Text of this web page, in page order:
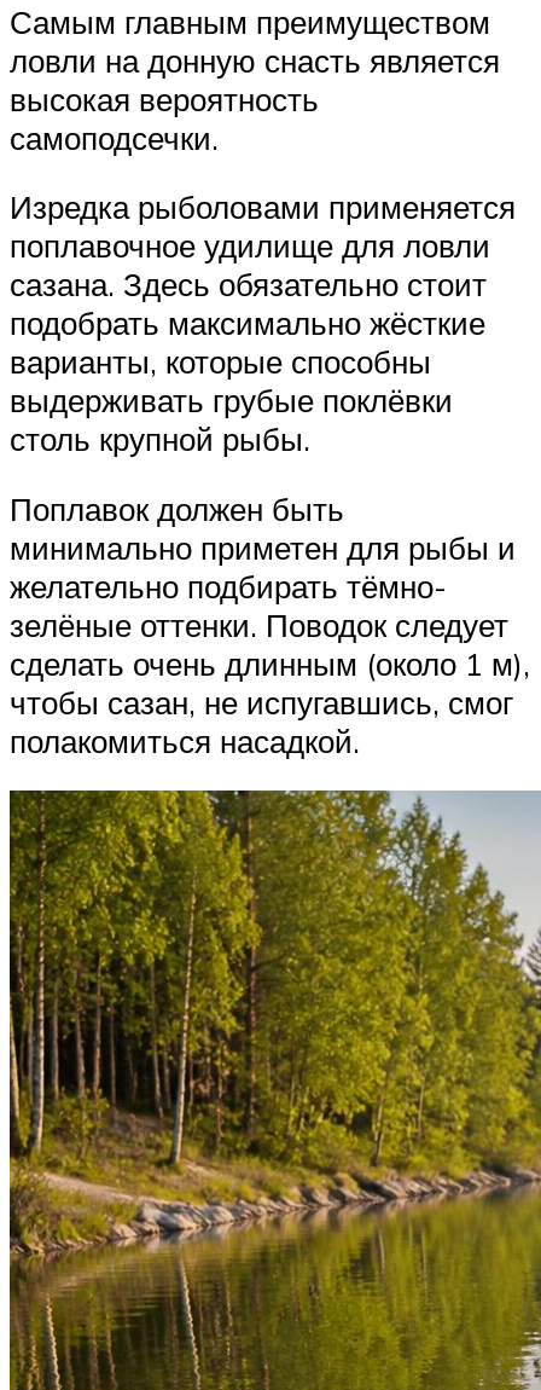
Самым главным преимуществом
ловли на донную снасть является
высокая вероятность
самоподсечки.
Изредка рыболовами применяется
поплавочное удилище для ловли
сазана. Здесь обязательно стоит
подобрать максимально жёсткие
варианты, которые способны
выдерживать грубые поклёвки
столь крупной рыбы.
Поплавок должен быть
минимально приметен для рыбы и
желательно подбирать тёмно-
зелёные оттенки. Поводок следует
сделать очень длинным (около 1 м),
чтобы сазан, не испугавшись, смог
полакомиться насадкой.